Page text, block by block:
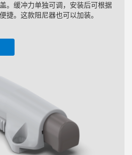
。缓冲力单独可调，安装后可根据
捷。这款阻尼器也可以加装。